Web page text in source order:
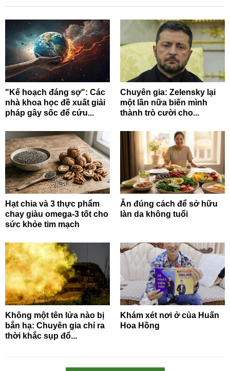
"Kế hoạch đáng sợ": Các
nhà khoa học đề xuất giải
pháp gây sốc để cứu...
Chuyên gia: Zelensky lại
một lần nữa biến mình
thành trò cười cho...
Hạt chia và 3 thực phẩm
chay giàu omega-3 tốt cho
sức khỏe tim mạch
Ăn đúng cách để sở hữu
làn da không tuổi
Không một tên lửa nào bị
bắn hạ: Chuyên gia chỉ ra
thời khắc sụp đổ...
Khám xét nơi ở của Huấn
Hoa Hồng